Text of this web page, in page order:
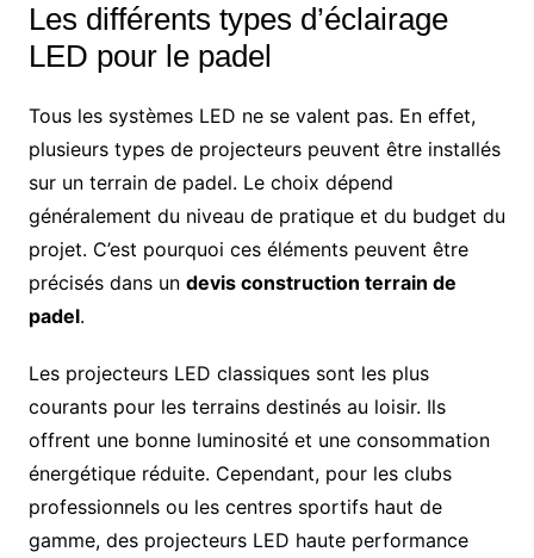
Les différents types d’éclairage
LED pour le padel
Tous les systèmes LED ne se valent pas. En effet,
plusieurs types de projecteurs peuvent être installés
sur un terrain de padel. Le choix dépend
généralement du niveau de pratique et du budget du
projet. C’est pourquoi ces éléments peuvent être
précisés dans un devis construction terrain de
padel.
Les projecteurs LED classiques sont les plus
courants pour les terrains destinés au loisir. Ils
offrent une bonne luminosité et une consommation
énergétique réduite. Cependant, pour les clubs
professionnels ou les centres sportifs haut de
gamme, des projecteurs LED haute performance